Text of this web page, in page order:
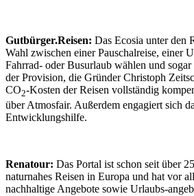
Gutbürger.Reisen: Das Ecosia unter den
Wahl zwischen einer Pauschalreise, einer
Fahrrad- oder Busurlaub wählen und
der Provision, die Gründer Christoph
CO2-Kosten der Reisen vollständig
über Atmosfair. Außerdem engagiert sich
Entwicklungshilfe.
Renatour: Das Portal ist schon seit über
naturnahes Reisen in Europa und hat vor
nachhaltige Angebote sowie Urlaubs-